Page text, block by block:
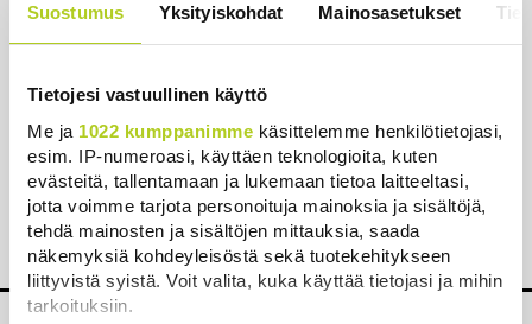
Suostumus Yksityiskohdat Mainosasetukset
Tietojesi vastuullinen käyttö
Me ja 1022 kumppanimme käsittelemme henkilötietojasi,
esim. IP-numeroasi, käyttäen teknologioita, kuten
evästeitä, tallentamaan ja lukemaan tietoa laitteeltasi,
jotta voimme tarjota personoituja mainoksia ja sisältöjä,
tehdä mainosten ja sisältöjen mittauksia, saada
näkemyksiä kohdeyleisöstä sekä tuotekehitykseen
liittyvistä syistä. Voit valita, kuka käyttää tietojasi ja mihin
tarkoituksiin.
varustettu drooni.6.8.2026 5:59
kuullut Etelämantereen
Veriputouksesta?
Englantilais-australialainen Thomas
Griffith Taylor (1880–1963)
retkikuntineen oli varmasti ihmeissään
vuonna 1911 osuessaan omituiseen...
5.8.2026 23:00